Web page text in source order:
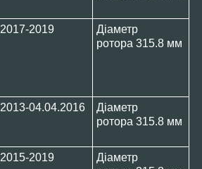
2017-2019
Діаметр
ротора 315.8 мм
2013-04.04.2016
Діаметр
ротора 315.8 мм
2015-2019
Діаметр